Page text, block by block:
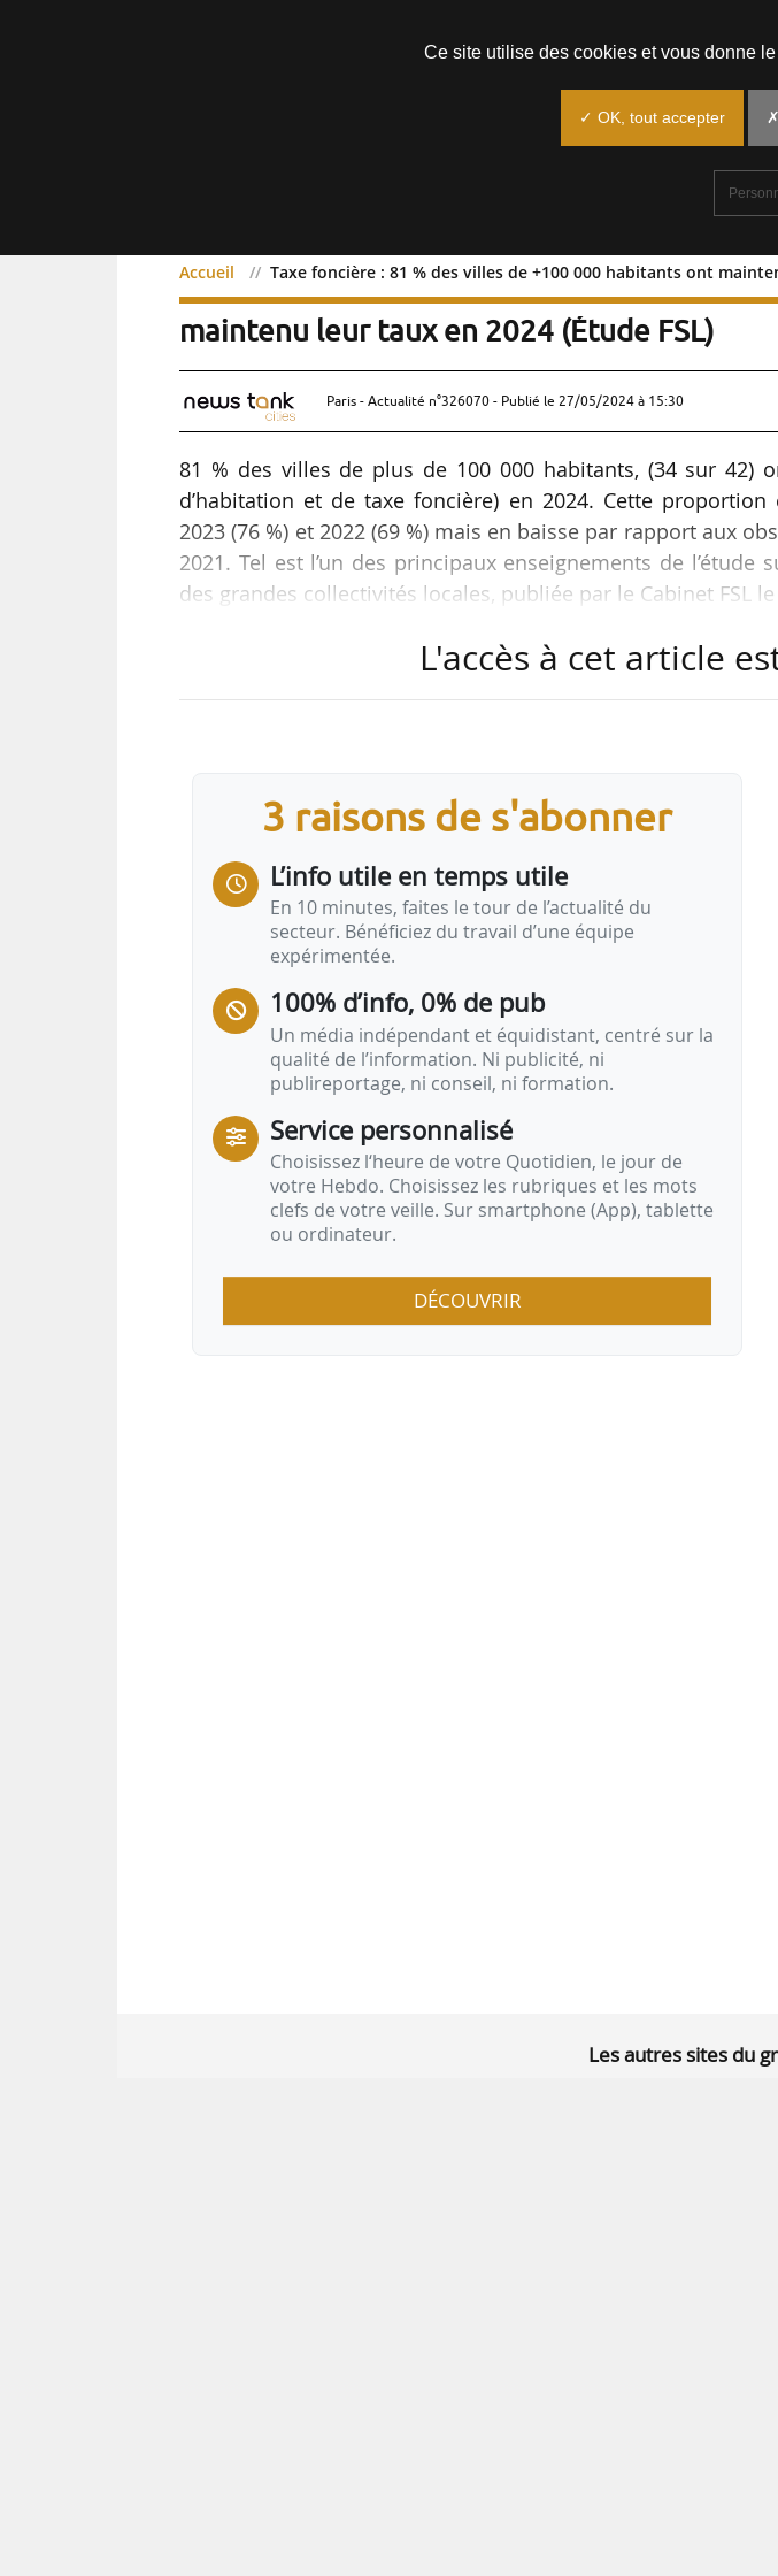
Accueil Taxe foncière : 81 % des villes de +100 000 habitants ont
Taxe foncière : 81 % des villes de +100 000
maintenu leur taux en 2024 (Étude FSL)
Paris - Actualité n°326070 - Publié le 27/05/2024 à 15:30
81 % des villes de plus de 100 000 habitants, (34 sur 42)
d’habitation et de taxe foncière) en 2024. Cette
2023 (76 %) et 2022 (69 %) mais en baisse par rapport aux
2021. Tel est l’un des principaux enseignements de l’étude
des grandes collectivités locales, publiée par le Cabinet FSL
(+100 000 habitants) et de leurs EPCI évoluent en hausse de
maintenu…
L'accès à cet article
3 raisons de s'abonner
L’info utile en temps utile
En 10 minutes, faites le tour de l’actualité du
secteur. Bénéficiez du travail d’une équipe
expérimentée.
100% d’info, 0% de pub
Un média indépendant et équidistant, centré sur la
qualité de l’information. Ni publicité, ni
publireportage, ni conseil, ni formation.
Service personnalisé
Choisissez l‘heure de votre Quotidien, le jour de
votre Hebdo. Choisissez les rubriques et les mots
clefs de votre veille. Sur smartphone (App), tablette
ou ordinateur.
DÉCOUVRIR
Les autres sites du
Ce site utilise des cookies et vous donne
✓ OK, tout accepter